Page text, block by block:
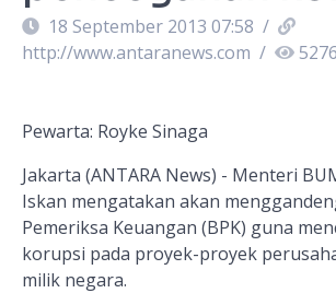
18 September 2013 07:58 /
http://www.antaranews.com / 5276
Pewarta: Royke Sinaga
Jakarta (ANTARA News) - Menteri
Iskan mengatakan akan
Pemeriksa Keuangan (BPK) guna
korupsi pada proyek-proyek
milik negara.